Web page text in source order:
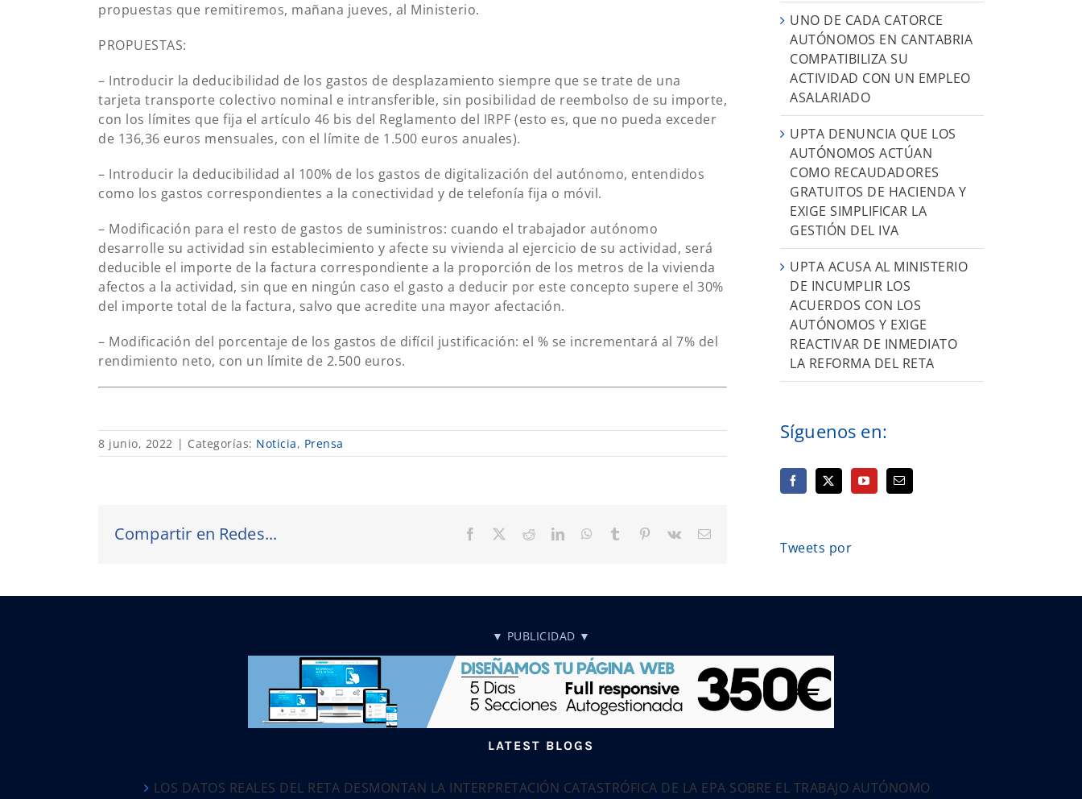
propuestas que remitiremos, mañana jueves, al Ministerio.
PROPUESTAS:
– Introducir la deducibilidad de los gastos de desplazamiento siempre que se trate de una
tarjeta transporte colectivo nominal e intransferible, sin posibilidad de reembolso de su importe,
con los límites que fija el artículo 46 bis del Reglamento del IRPF (esto es, que no pueda exceder
de 136,36 euros mensuales, con el límite de 1.500 euros anuales).
– Introducir la deducibilidad al 100% de los gastos de digitalización del autónomo, entendidos
como los gastos correspondientes a la conectividad y de telefonía fija o móvil.
– Modificación para el resto de gastos de suministros: cuando el trabajador autónomo
desarrolle su actividad sin establecimiento y afecte su vivienda al ejercicio de su actividad, será
deducible el importe de la factura correspondiente a la proporción de los metros de la vivienda
afectos a la actividad, sin que en ningún caso el gasto a deducir por este concepto supere el 30%
del importe total de la factura, salvo que acredite una mayor afectación.
– Modificación del porcentaje de los gastos de difícil justificación: el % se incrementará al 7% del
rendimiento neto, con un límite de 2.500 euros.
8 junio, 2022 | Categorías: Noticia, Prensa
Compartir en Redes... Facebook RedditLinkedInWhatsApp
Tumblr Pinterest
Vk
Correo
UNO DE CADA CATORCE
AUTÓNOMOS EN CANTABRIA
COMPATIBILIZA SU
ACTIVIDAD CON UN EMPLEO
ASALARIADO
UPTA DENUNCIA QUE LOS
AUTÓNOMOS ACTÚAN
COMO RECAUDADORES
GRATUITOS DE HACIENDA Y
EXIGE SIMPLIFICAR LA
GESTIÓN DEL IVA
UPTA ACUSA AL MINISTERIO
DE INCUMPLIR LOS
ACUERDOS CON LOS
AUTÓNOMOS Y EXIGE
REACTIVAR DE INMEDIATO
LA REFORMA DEL RETA
Síguenos en:
Tweets por
▼ PUBLICIDAD ▼
LATEST BLOGS
LOS DATOS REALES DEL RETA DESMONTAN LA INTERPRETACIÓN CATASTRÓFICA DE LA EPA SOBRE EL TRABAJO AUTÓNOMO